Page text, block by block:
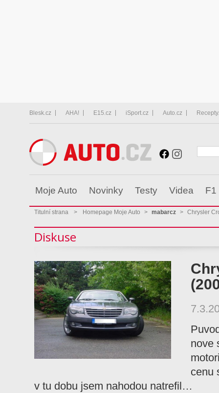
Blesk.cz AHA! E15.cz iSport.cz Auto.cz
Moje Auto Novinky Testy Videa F1
Titulní strana > Homepage Moje Auto > mabarcz > Chrysler
Diskuse
nove
cenu
v tu dobu jsem nahodou natrefil…